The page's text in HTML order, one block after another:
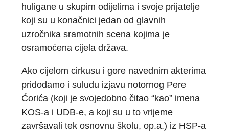
huligane u skupim odijelima i svoje prijatelje
koji su u konačnici jedan od glavnih
uzročnika sramotnih scena kojima je
osramoćena cijela država.
Ako cijelom cirkusu i gore navednim akterima
pridodamo i suludu izjavu notornog Pere
Ćorića (koji je svojedobno čitao “kao” imena
KOS-a i UDB-e, a koji su u to vrijeme
završavali tek osnovnu školu, op.a.) iz HSP-a